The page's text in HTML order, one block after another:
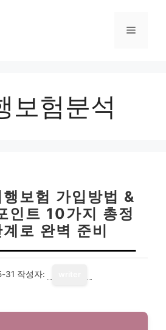
메
보험분석
보험 가입방법 &
인트 10가지 총정
로 완벽 준비
31 작성자: